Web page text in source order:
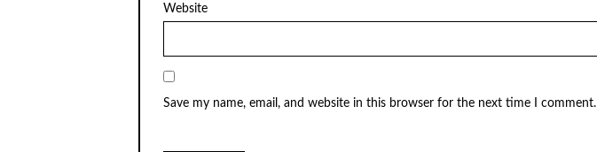
Website
Save my name, email, and website in this browser for the next time I comment.